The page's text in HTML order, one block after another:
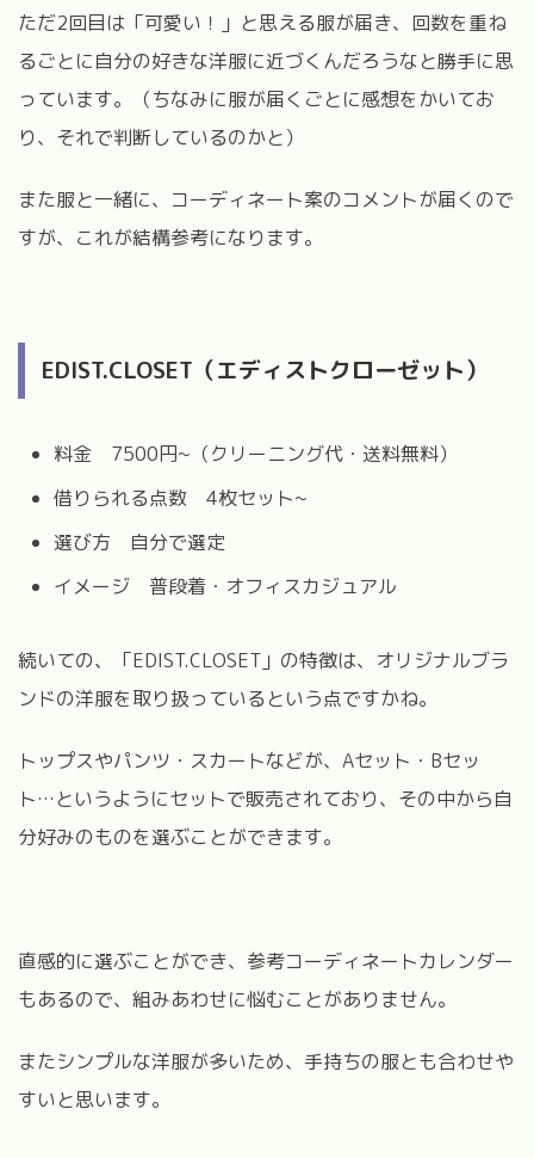
ただ2回目は「可愛い！」と思える服が届き、回数を重ね
るごとに自分の好きな洋服に近づくんだろうなと勝手に思
っています。（ちなみに服が届くごとに感想をかいてお
り、それで判断しているのかと）
また服と一緒に、コーディネート案のコメントが届くので
すが、これが結構参考になります。
EDIST.CLOSET（エディストクローゼット）
料金 7500円~（クリーニング代・送料無料）
借りられる点数 4枚セット~
選び方 自分で選定
イメージ 普段着・オフィスカジュアル
続いての、「EDIST.CLOSET」の特徴は、オリジナルブラ
ンドの洋服を取り扱っているという点ですかね。
トップスやパンツ・スカートなどが、Aセット・Bセッ
ト…というようにセットで販売されており、その中から自
分好みのものを選ぶことができます。
直感的に選ぶことができ、参考コーディネートカレンダー
もあるので、組みあわせに悩むことがありません。
またシンプルな洋服が多いため、手持ちの服とも合わせや
すいと思います。